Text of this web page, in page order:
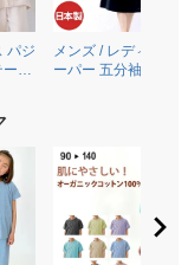
パジ
ーラ
メンズ / レディース
ーパー 五分袖 半袖